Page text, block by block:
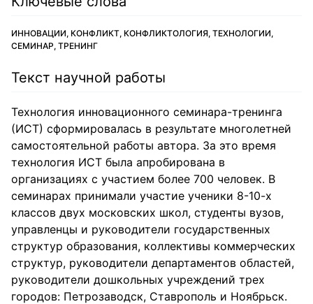
ИННОВАЦИИ, КОНФЛИКТ, КОНФЛИКТОЛОГИЯ, ТЕХНОЛОГИИ,
СЕМИНАР, ТРЕНИНГ
Текст научной работы
Технология инновационного семинара-тренинга
(ИСТ) сформировалась в результате многолетней
самостоятельной работы автора. За это время
технология ИСТ была апробирована в
организациях с участием более 700 человек. В
семинарах принимали участие ученики 8-10-х
классов двух московских школ, студенты вузов,
управленцы и руководители государственных
структур образования, коллективы коммерческих
структур, руководители департаментов областей,
руководители дошкольных учреждений трех
городов: Петрозаводск, Ставрополь и Ноябрьск.